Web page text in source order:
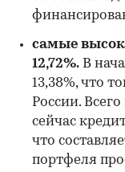
самые
12,72%. В
13,38%, что
России.
сейчас
что
портфеля